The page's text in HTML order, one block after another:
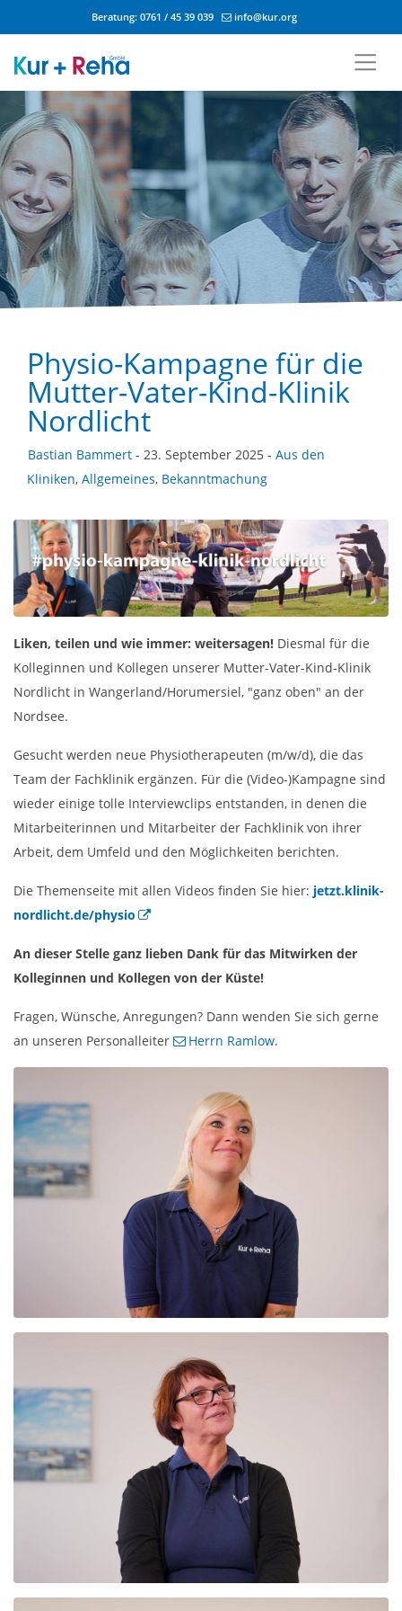
Beratung: 0761 / 45 39 039 info@kur.org
Physio-Kampagne für die
Mutter-Vater-Kind-Klinik
Nordlicht
Bastian Bammert - 23. September 2025 - Aus den
Kliniken, Allgemeines, Bekanntmachung
Liken, teilen und wie immer: weitersagen! Diesmal für die
Kolleginnen und Kollegen unserer Mutter-Vater-Kind-Klinik
Nordlicht in Wangerland/Horumersiel, "ganz oben" an der
Nordsee.
Gesucht werden neue Physiotherapeuten (m/w/d), die das
Team der Fachklinik ergänzen. Für die (Video-)Kampagne sind
wieder einige tolle Interviewclips entstanden, in denen die
Mitarbeiterinnen und Mitarbeiter der Fachklinik von ihrer
Arbeit, dem Umfeld und den Möglichkeiten berichten.
Die Themenseite mit allen Videos finden Sie hier: jetzt.klinik-
nordlicht.de/physio
An dieser Stelle ganz lieben Dank für das Mitwirken der
Kolleginnen und Kollegen von der Küste!
Fragen, Wünsche, Anregungen? Dann wenden Sie sich gerne
an unseren Personalleiter
Herrn Ramlow.